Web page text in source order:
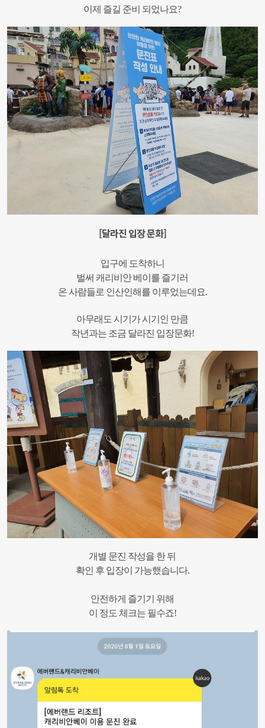
이제 즐길 준비 되었나요?
[달라진 입장 문화]
입구에 도착하니
벌써 캐리비안 베이를 즐기러
온 사람들로 인산인해를 이루었는데요.
아무래도 시기가 시기인 만큼
작년과는 조금 달라진 입장문화!
개별 문진 작성을 한 뒤
확인 후 입장이 가능했습니다.
안전하게 즐기기 위해
이 정도 체크는 필수죠!